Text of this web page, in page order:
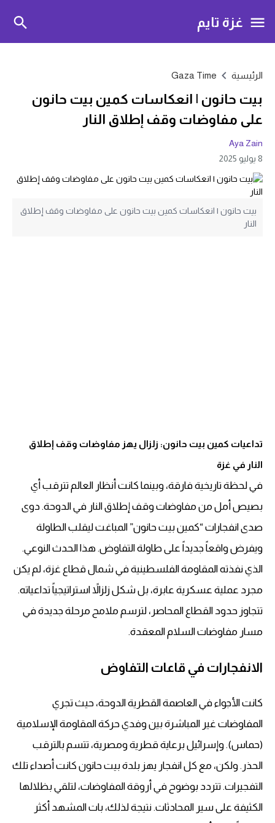
غزة تايم
الرئيسية Gaza Time
بيت حانون | انعكاسات كمين بيت حانون
على مفاوضات وقف إطلاق النار
Aya Zain
8 يوليو 2025
بيت حانون | انعكاسات كمين بيت حانون على مفاوضات وقف إطلاق
النار
تداعيات كمين بيت حانون: زلزال يهز مفاوضات وقف إطلاق
النار في غزة
في لحظة تاريخية فارقة، وبينما كانت أنظار العالم تترقب أي
بصيص أمل من مفاوضات وقف إطلاق النار في الدوحة. دوى
صدى انفجارات “كمين بيت حانون” المباغت ليقلب الطاولة
ويفرض واقعاً جديداً على طاولة التفاوض. هذا الحدث النوعي.
الذي نفذته المقاومة الفلسطينية في شمال قطاع غزة، لم يكن
مجرد عملية عسكرية عابرة، بل شكل زلزالاً استراتيجياً تداعياته.
تتجاوز حدود القطاع المحاصر، لترسم ملامح مرحلة جديدة في
مسار مفاوضات السلام المعقدة.
الانفجارات في قاعات التفاوض
كانت الأجواء في العاصمة القطرية الدوحة، حيث تجري
المفاوضات غير المباشرة بين وفدي حركة المقاومة الإسلامية
(حماس). وإسرائيل برعاية قطرية ومصرية، تتسم بالترقب
الحذر. ولكن، مع كل انفجار يهز بلدة بيت حانون كانت أصداء تلك
التفجيرات. تتردد بوضوح في أروقة المفاوضات، لتلقي بظلالها
الكثيفة على سير المحادثات. نتيجة لذلك، بات المشهد أكثر